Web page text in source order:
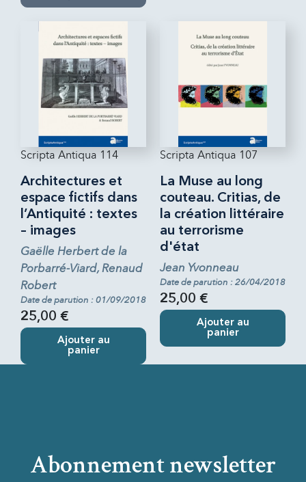
Scripta Antiqua 114
Architectures et
espace fictifs dans
l’Antiquité : textes
– images
Gaëlle Herbert de la
Porbarré-Viard, Renaud
Robert
Date de parution : 01/09/2018
25,00 €
Ajouter au
panier
Scripta Antiqua 107
La Muse au long
couteau. Critias, de
la création littéraire
au terrorisme
d'état
Jean Yvonneau
Date de parution : 26/04/2018
25,00 €
Ajouter au
panier
Abonnement newsletter